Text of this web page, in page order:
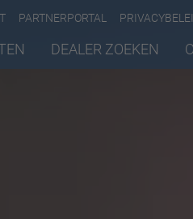
PARTNERPORTAL
DEALER ZOEKEN